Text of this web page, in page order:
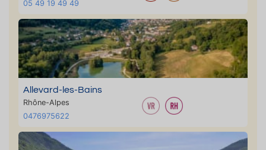
05 49 19 49 49
Allevard-les-Bains
Rhône-Alpes
0476975622